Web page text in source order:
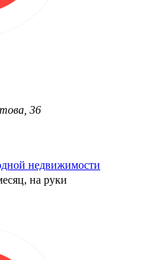
36
недвижимости
на руки